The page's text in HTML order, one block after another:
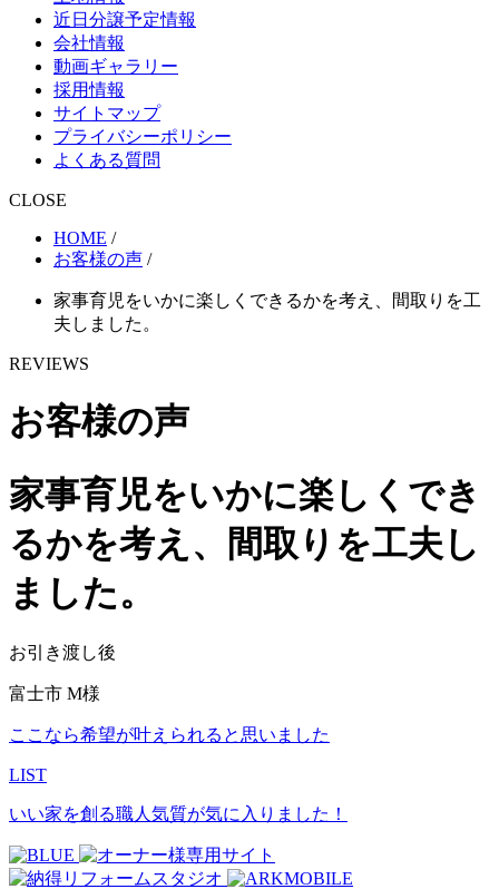
近日分譲予定情報
会社情報
動画ギャラリー
採用情報
サイトマップ
プライバシーポリシー
よくある質問
CLOSE
HOME /
お客様の声 /
家事育児をいかに楽しくできるかを考え、間取りを工
夫しました。
REVIEWS
お客様の声
家事育児をいかに楽しくでき
るかを考え、間取りを工夫し
ました。
お引き渡し後
富士市 M様
ここなら希望が叶えられると思いました
LIST
いい家を創る職人気質が気に入りました！